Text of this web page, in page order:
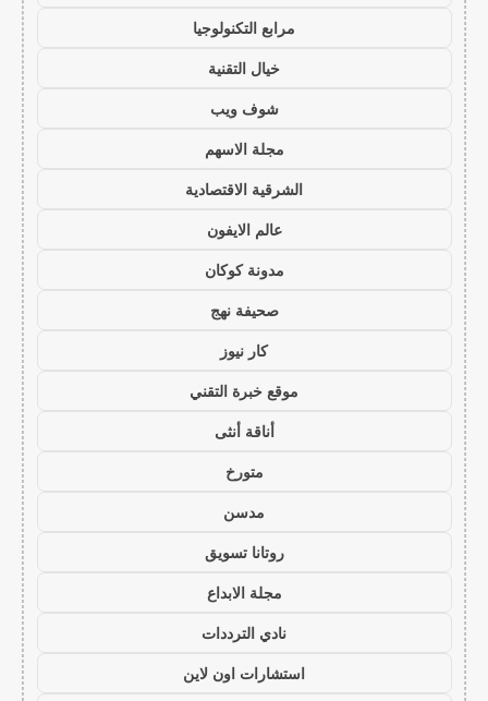
مرابع التكنولوجيا
خيال التقنية
شوف ويب
مجلة الاسهم
الشرقية الاقتصادية
عالم الايفون
مدونة كوكان
صحيفة نهج
كار نيوز
موقع خبرة التقني
أناقة أنثى
متورخ
مدسن
روتانا تسويق
مجلة الابداع
نادي الترددات
استشارات اون لاين